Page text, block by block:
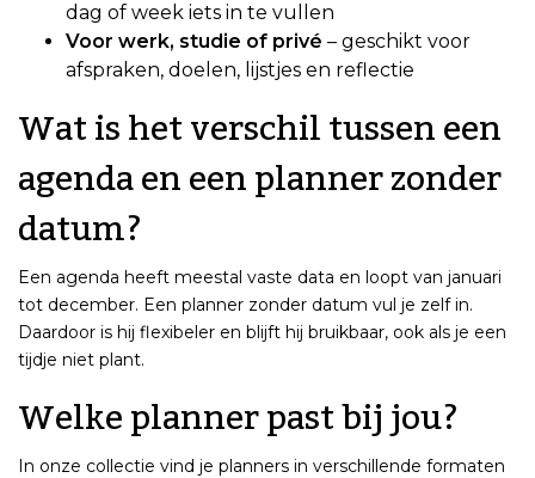
dag of week iets in te vullen
Voor werk, studie of privé – geschikt voor
afspraken, doelen, lijstjes en reflectie
Wat is het verschil tussen een
agenda en een planner zonder
datum?
Een agenda heeft meestal vaste data en loopt van januari
tot december. Een planner zonder datum vul je zelf in.
Daardoor is hij flexibeler en blijft hij bruikbaar, ook als je een
tijdje niet plant.
Welke planner past bij jou?
In onze collectie vind je planners in verschillende formaten